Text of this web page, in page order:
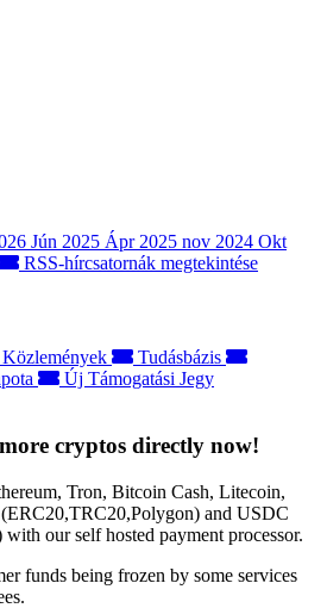
Jún 2025 Ápr 2025 nov 2024 Okt
RSS-hírcsatornák megtekintése
Közlemények
Tudásbázis
Új Támogatási Jegy
cryptos directly now!
Tron, Bitcoin Cash, Litecoin,
and USDC
our self hosted payment processor.
funds being frozen by some services